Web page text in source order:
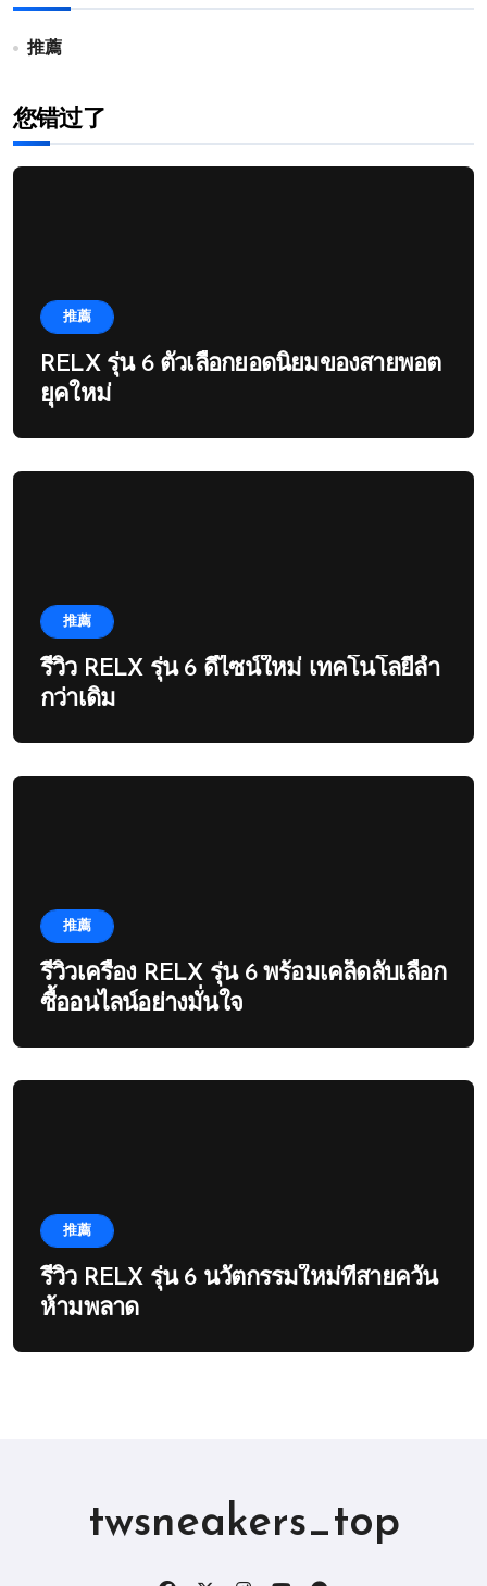
推薦
您错过了
推薦
RELX รุ่น 6 ตัวเลือกยอดนิยมของสายพอต
ยุคใหม่
推薦
รีวิว RELX รุ่น 6 ดีไซน์ใหม่ เทคโนโลยีล้ำ
กว่าเดิม
推薦
รีวิวเครื่อง RELX รุ่น 6 พร้อมเคล็ดลับเลือก
ซื้ออนไลน์อย่างมั่นใจ
推薦
รีวิว RELX รุ่น 6 นวัตกรรมใหม่ที่สายควัน
ห้ามพลาด
twsneakers_top